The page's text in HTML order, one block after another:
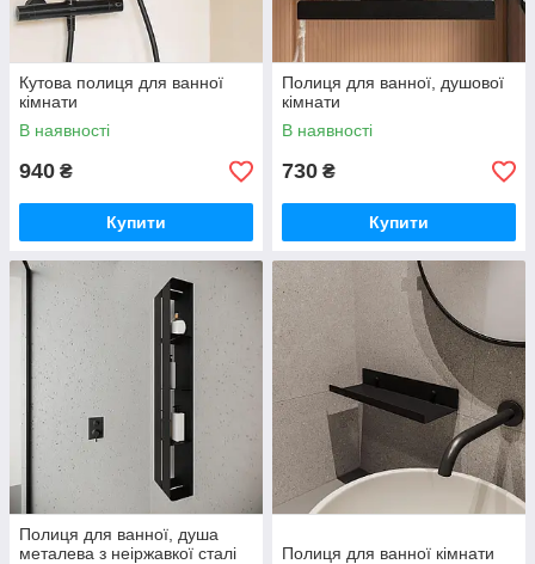
Кутова полиця для ванної
кімнати
В наявності
940 ₴
Купити
Полиця для ванної, душової
кімнати
В наявності
730 ₴
Купити
Полиця для ванної, душа
металева з неіржавкої сталі
Полиця для ванної кімнати